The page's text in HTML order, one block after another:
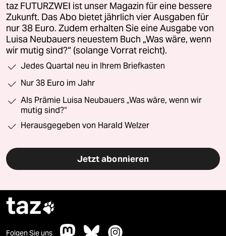
taz FUTURZWEI ist unser Magazin für eine bessere
Zukunft. Das Abo bietet jährlich vier Ausgaben für
nur 38 Euro. Zudem erhalten Sie eine Ausgabe von
Luisa Neubauers neuestem Buch „Was wäre, wenn
wir mutig sind?“ (solange Vorrat reicht).
Jedes Quartal neu in Ihrem Briefkasten
Nur 38 Euro im Jahr
Als Prämie Luisa Neubauers „Was wäre, wenn wir
mutig sind?“
Herausgegeben von Harald Welzer
Jetzt abonnieren
taz
Folgen Sie uns